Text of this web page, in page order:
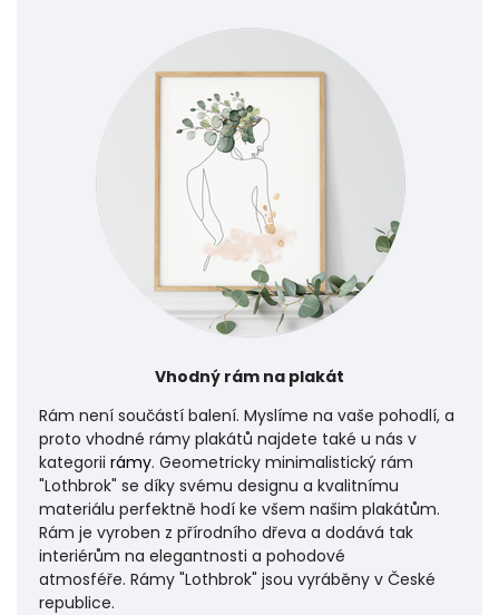
Vhodný rám na plakát
Rám není součástí balení. Myslíme na vaše pohodlí, a
proto vhodné rámy plakátů najdete také u nás v
kategorii rámy. Geometricky minimalistický rám
"Lothbrok" se díky svému designu a kvalitnímu
materiálu perfektně hodí ke všem našim plakátům.
Rám je vyroben z přírodního dřeva a dodává tak
interiérům na elegantnosti a pohodové
atmosféře. Rámy "Lothbrok" jsou vyráběny v České
republice.